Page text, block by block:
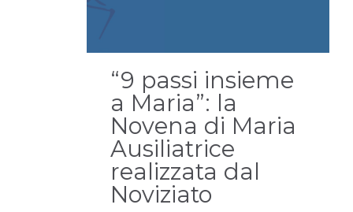
“9 passi insieme
a Maria”: la
Novena di Maria
Ausiliatrice
realizzata dal
Noviziato